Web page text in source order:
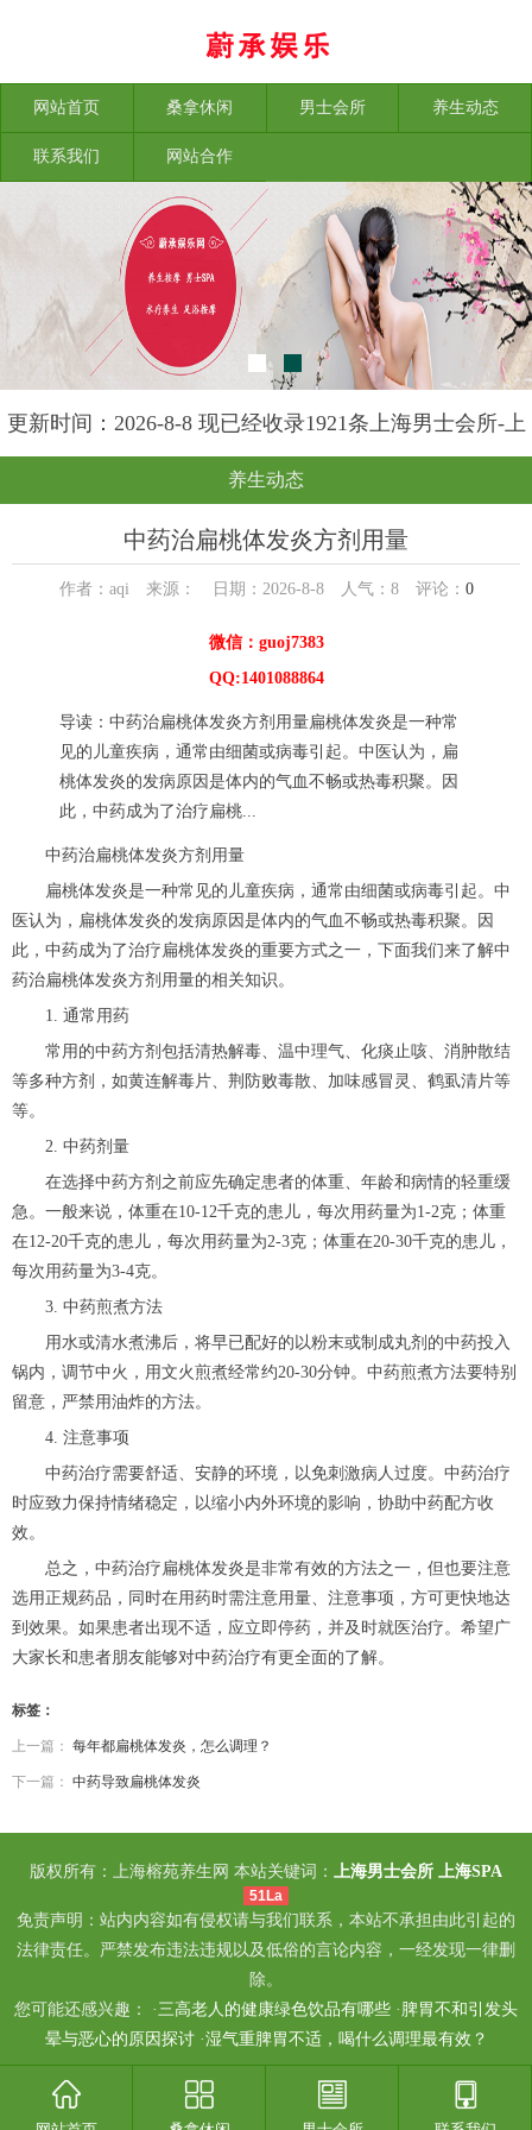
网站首页 桑拿休闲 男士会所 养生动态
联系我们 网站合作
更新时间：2026-8-8 现已经收录1921条上海男士会所-上
海榕苑养生网信息
养生动态
中药治扁桃体发炎方剂用量
作者：aqi 来源： 日期：2026-8-8 人气： 8评论： 0
微信：guoj7383
QQ:1401088864
导读：中药治扁桃体发炎方剂用量扁桃体发炎是一种常
见的儿童疾病，通常由细菌或病毒引起。中医认为，扁
桃体发炎的发病原因是体内的气血不畅或热毒积聚。因
此，中药成为了治疗扁桃...
中药治扁桃体发炎方剂用量
扁桃体发炎是一种常见的儿童疾病，通常由细菌或病毒引起。中
医认为，扁桃体发炎的发病原因是体内的气血不畅或热毒积聚。因
此，中药成为了治疗扁桃体发炎的重要方式之一，下面我们来了解中
药治扁桃体发炎方剂用量的相关知识。
1. 通常用药
常用的中药方剂包括清热解毒、温中理气、化痰止咳、消肿散结
等多种方剂，如黄连解毒片、荆防败毒散、加味感冒灵、鹤虱清片等
等。
2. 中药剂量
在选择中药方剂之前应先确定患者的体重、年龄和病情的轻重缓
急。一般来说，体重在10-12千克的患儿，每次用药量为1-2克；体重
在12-20千克的患儿，每次用药量为2-3克；体重在20-30千克的患儿，
每次用药量为3-4克。
3. 中药煎煮方法
用水或清水煮沸后，将早已配好的以粉末或制成丸剂的中药投入
锅内，调节中火，用文火煎煮经常约20-30分钟。中药煎煮方法要特别
留意，严禁用油炸的方法。
4. 注意事项
中药治疗需要舒适、安静的环境，以免刺激病人过度。中药治疗
时应致力保持情绪稳定，以缩小内外环境的影响，协助中药配方收
效。
总之，中药治疗扁桃体发炎是非常有效的方法之一，但也要注意
选用正规药品，同时在用药时需注意用量、注意事项，方可更快地达
到效果。如果患者出现不适，应立即停药，并及时就医治疗。希望广
大家长和患者朋友能够对中药治疗有更全面的了解。
标签：
上一篇： 每年都扁桃体发炎，怎么调理？
下一篇： 中药导致扁桃体发炎
版权所有：上海榕苑养生网 本站关键词： 上海男士会所 上海SPA
51La
免责声明：站内内容如有侵权请与我们联系，本站不承担由此引起的
法律责任。严禁发布违法违规以及低俗的言论内容，一经发现一律删
除。
您可能还感兴趣： · 三高老人的健康绿色饮品有哪些 · 脾胃不和引发头
晕与恶心的原因探讨·湿气重脾胃不适，喝什么调理最有效？